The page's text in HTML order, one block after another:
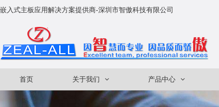
嵌入式主板应用解决方案提供商-深圳市智傲科技有限公司
首页 关于我们 产品中心